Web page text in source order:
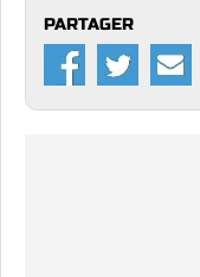
PARTAGER